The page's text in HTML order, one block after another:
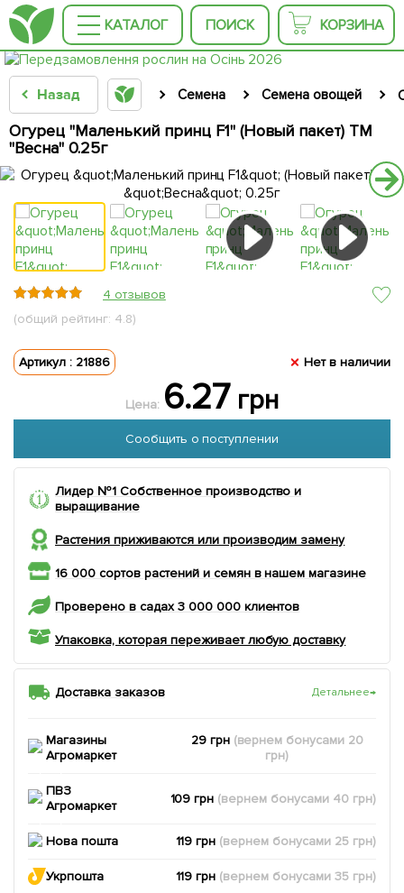
КАТАЛОГ ПОИСК КОРЗИНА
Назад Семена Семена овощей
Огурец "Маленький принц F1" (Новый пакет) ТМ
"Весна" 0.25г
4 отзывов
(общий рейтинг: 4.8)
Артикул : 21886 Нет в наличии
Цена: 6.27грн
Сообщить о поступлении
Лидер №1 Собственное производство и
выращивание
Растения приживаются или производим замену
16 000 сортов растений и семян в нашем магазине
Проверено в садах 3 000 000 клиентов
Упаковка, которая переживает любую доставку
Доставка заказов Детальнее→
Магазины
Агромаркет
29 грн (вернем бонусами 20
грн)
ПВЗ
Агромаркет
109 грн (вернем бонусами 40 грн)
Нова пошта 119 грн (вернем бонусами 25 грн)
Укрпошта 119 грн (вернем бонусами35 грн)